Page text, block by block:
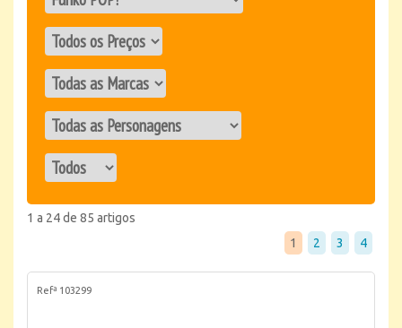
1 a 24 de 85 artigos
1
2 3 4
Refª 103299